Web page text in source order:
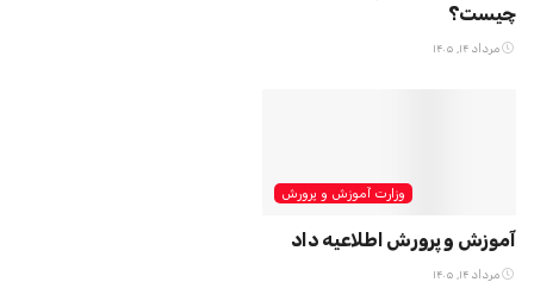
چیست؟
مرداد ۱۴, ۱۴۰۵
وزارت آموزش و پرورش
آموزش و پرورش اطلاعیه داد
مرداد ۱۴, ۱۴۰۵